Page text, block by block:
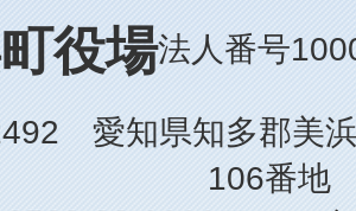
役場法人番号
愛知県知多郡美
106番地